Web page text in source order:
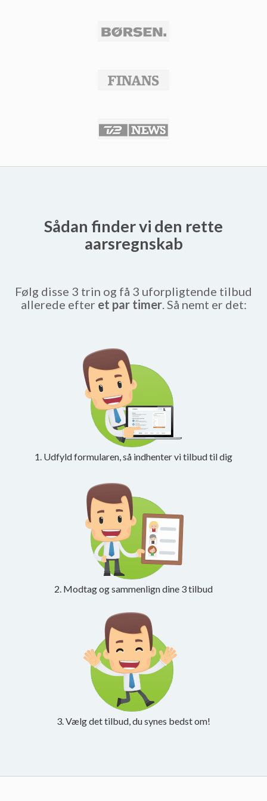
Sådan finder vi den rette
aarsregnskab
Følg disse 3 trin og få 3 uforpligtende tilbud
allerede efter et par timer. Så nemt er det:
1. Udfyld formularen, så indhenter vi tilbud til dig
2. Modtag og sammenlign dine 3 tilbud
3. Vælg det tilbud, du synes bedst om!